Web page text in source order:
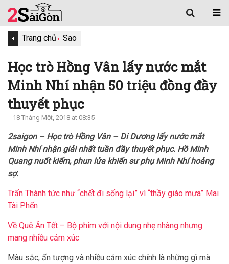
Trang chủ Sao
Học trò Hồng Vân lấy nước mắt
Minh Nhí nhận 50 triệu đồng đầy
thuyết phục
18 Tháng Một, 2018 at 08:35
2saigon – Học trò Hồng Vân – Di Dương lấy nước mắt
Minh Nhí nhận giải nhất tuần đầy thuyết phục. Hồ Minh
Quang nuốt kiếm, phun lửa khiến sư phụ Minh Nhí hoảng
sợ.
Trấn Thành tức như “chết đi sống lại” vì “thầy giáo mưa” Mai
Tài Phến
Về Quê Ăn Tết – Bộ phim với nội dung nhẹ nhàng nhưng
mang nhiều cảm xúc
Màu sắc, ấn tượng và nhiều cảm xúc chính là những gì mà